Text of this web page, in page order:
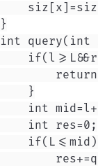
}
int
    }
int
    int res=0;